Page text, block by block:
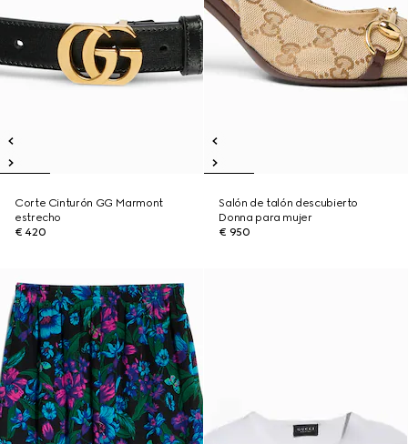
Corte Cinturón GG Marmont
estrecho
€ 420
Salón de talón descubierto
Donna para mujer
€ 950
Novedad